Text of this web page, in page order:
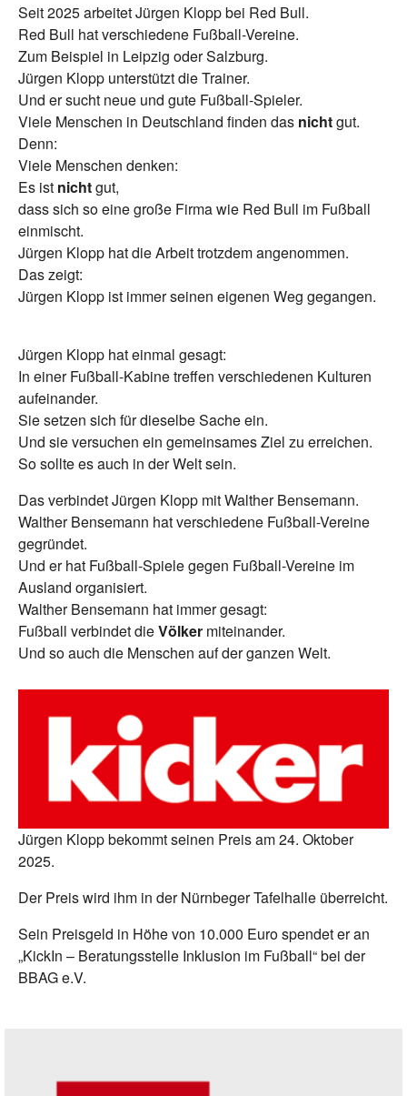
Seit 2025 arbeitet Jürgen Klopp bei Red Bull.
Red Bull hat verschiedene Fußball-Vereine.
Zum Beispiel in Leipzig oder Salzburg.
Jürgen Klopp unterstützt die Trainer.
Und er sucht neue und gute Fußball-Spieler.
Viele Menschen in Deutschland finden das nichtgut.
Denn:
Viele Menschen denken:
Es ist nichtgut,
dass sich so eine große Firma wie Red Bull im Fußball
einmischt.
Jürgen Klopp hat die Arbeit trotzdem angenommen.
Das zeigt:
Jürgen Klopp ist immer seinen eigenen Weg gegangen.
Jürgen Klopp hat einmal gesagt:
In einer Fußball-Kabine treffen verschiedenen Kulturen
aufeinander.
Sie setzen sich für dieselbe Sache ein.
Und sie versuchen ein gemeinsames Ziel zu erreichen.
So sollte es auch in der Welt sein.
Das verbindet Jürgen Klopp mit Walther Bensemann.
Walther Bensemann hat verschiedene Fußball-Vereine
gegründet.
Und er hat Fußball-Spiele gegen Fußball-Vereine im
Ausland organisiert.
Walther Bensemann hat immer gesagt:
Fußball verbindet dieVölker miteinander.
Und so auch die Menschen auf der ganzen Welt.
Jürgen Klopp bekommt seinen Preis am 24. Oktober
2025.
Der Preis wird ihm in der Nürnbeger Tafelhalle überreicht.
Sein Preisgeld in Höhe von 10.000 Euro spendet er an
„KickIn – Beratungsstelle Inklusion im Fußball“ bei der
BBAG e.V.